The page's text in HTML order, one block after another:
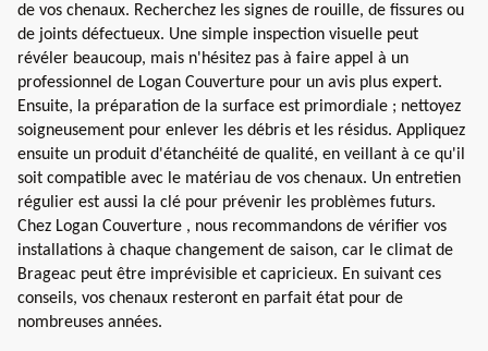
de vos chenaux. Recherchez les signes de rouille, de fissures ou
de joints défectueux. Une simple inspection visuelle peut
révéler beaucoup, mais n'hésitez pas à faire appel à un
professionnel de Logan Couverture pour un avis plus expert.
Ensuite, la préparation de la surface est primordiale ; nettoyez
soigneusement pour enlever les débris et les résidus. Appliquez
ensuite un produit d'étanchéité de qualité, en veillant à ce qu'il
soit compatible avec le matériau de vos chenaux. Un entretien
régulier est aussi la clé pour prévenir les problèmes futurs.
Chez Logan Couverture , nous recommandons de vérifier vos
installations à chaque changement de saison, car le climat de
Brageac peut être imprévisible et capricieux. En suivant ces
conseils, vos chenaux resteront en parfait état pour de
nombreuses années.